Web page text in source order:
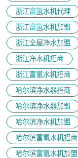
浙江富氢水机代理
浙江富氢水机加盟
浙江全屋净水加盟
浙江净水机招商
浙江富氢水机招商
哈尔滨净水器招商
哈尔滨净水器加盟
哈尔滨净水机加盟
哈尔滨富氢水机招商
哈尔滨富氢水机加盟